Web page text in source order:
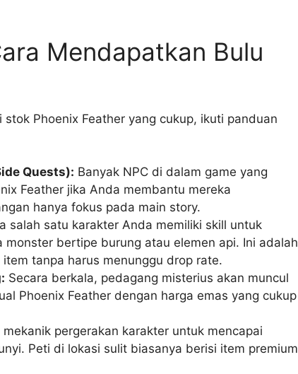
Mendapatkan Bulu
Phoenix Feather yang cukup, ikuti panduan
Quests): Banyak NPC di dalam game yang
Feather jika Anda membantu mereka
hanya fokus pada main story.
salah satu karakter Anda memiliki skill untuk
monster bertipe burung atau elemen api. Ini adalah
tanpa harus menunggu drop rate.
Secara berkala, pedagang misterius akan muncul
Phoenix Feather dengan harga emas yang cukup
mekanik pergerakan karakter untuk mencapai
Peti di lokasi sulit biasanya berisi item premium